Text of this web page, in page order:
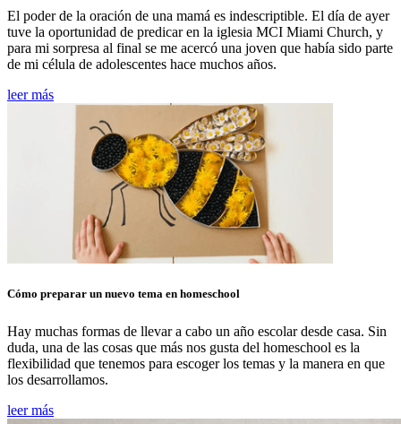
El poder de la oración de una mamá es indescriptible. El día de ayer
tuve la oportunidad de predicar en la iglesia MCI Miami Church, y
para mi sorpresa al final se me acercó una joven que había sido parte
de mi célula de adolescentes hace muchos años.
leer más
Cómo preparar un nuevo tema en homeschool
Hay muchas formas de llevar a cabo un año escolar desde casa. Sin
duda, una de las cosas que más nos gusta del homeschool es la
flexibilidad que tenemos para escoger los temas y la manera en que
los desarrollamos.
leer más